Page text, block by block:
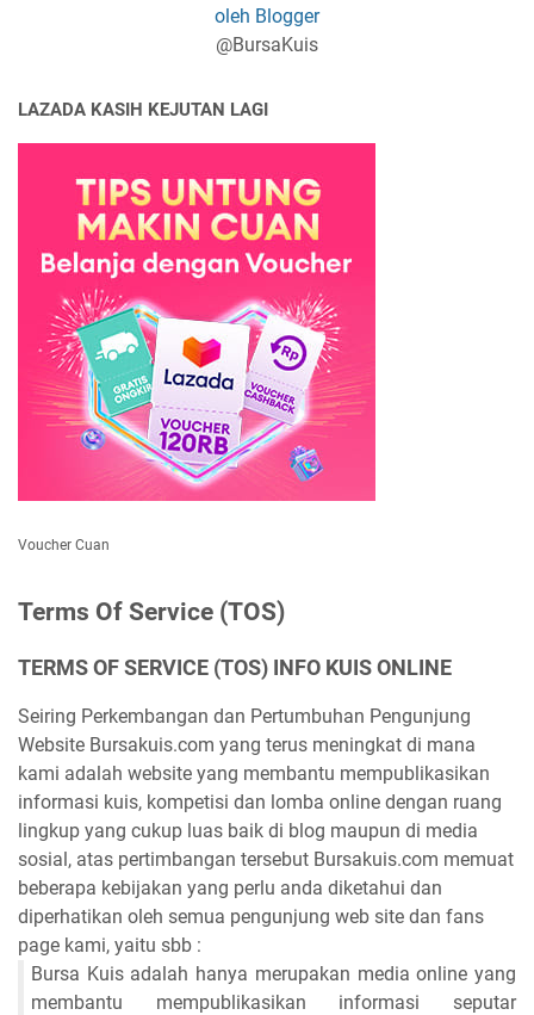
oleh Blogger
@BursaKuis
LAZADA KASIH KEJUTAN LAGI
Voucher Cuan
Terms Of Service (TOS)
TERMS OF SERVICE (TOS) INFO KUIS ONLINE
Seiring Perkembangan dan Pertumbuhan Pengunjung
Website Bursakuis.com yang terus meningkat di mana
kami adalah website yang membantu mempublikasikan
informasi kuis, kompetisi dan lomba online dengan ruang
lingkup yang cukup luas baik di blog maupun di media
sosial, atas pertimbangan tersebut Bursakuis.com memuat
beberapa kebijakan yang perlu anda diketahui dan
diperhatikan oleh semua pengunjung web site dan fans
page kami, yaitu sbb :
Bursa Kuis adalah hanya merupakan media online yang
membantu mempublikasikan informasi seputar